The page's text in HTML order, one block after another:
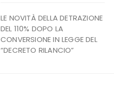
LE NOVITÀ DELLA DETRAZIONE
DEL 110% DOPO LA
CONVERSIONE IN LEGGE DEL
“DECRETO RILANCIO”